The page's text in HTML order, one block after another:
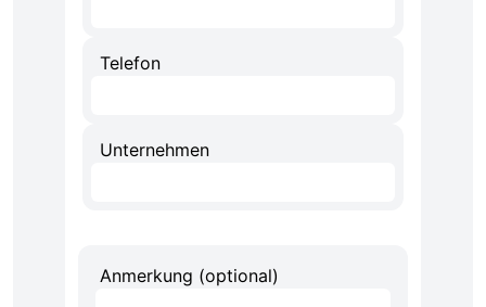
Telefon
Unternehmen
Anmerkung (optional)